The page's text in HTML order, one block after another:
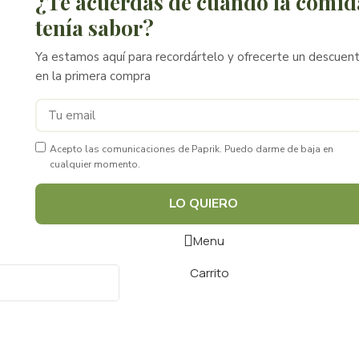
tenía sabor?
Ya estamos aquí para recordártelo y ofrecerte un
en la primera compra
Acepto las comunicaciones de Paprik. Puedo darme de baja en
cualquier momento.
LO QUIERO
Menu
Carrito